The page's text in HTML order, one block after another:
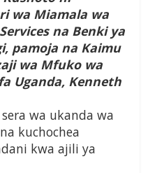
wa Miamala wa
na Benki ya
pamoja na Kaimu
wa Mfuko wa
Uganda, Kenneth
wa ukanda wa
kuchochea
kwa ajili ya